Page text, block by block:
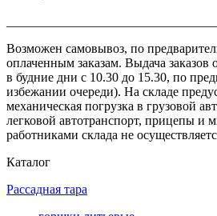
Возможен самовывоз, по
оплаченным заказам. Выдача заказов
в будние дни с 10.30 до 15.30, по
избежании очереди). На складе
механическая погрузка в грузовой
легковой автотранспорт, прицепы и
работниками склада не
Каталог
Рассадная тара